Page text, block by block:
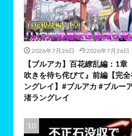
2026年7月26日 2026年7月26日
【ブルアカ】百花繚乱編：1章
吹きを待ち侘びて』前編【完
ングレイ】#ブルアカ #ブルー
渚ラングレイ